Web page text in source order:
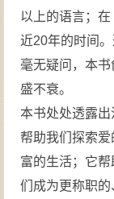
以上的语言；
近20年的时间
毫无疑问，本
盛不衰。
本书处处透露出
帮助我们探索
富的生活；它帮
们成为更称职